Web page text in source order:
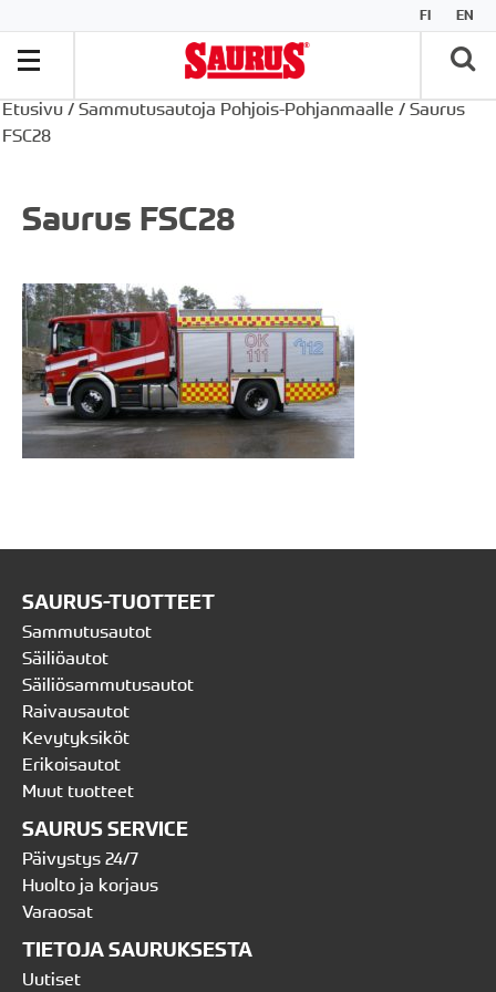
FI EN
Etusivu / Sammutusautoja Pohjois-Pohjanmaalle / Saurus
FSC28
Saurus FSC28
SAURUS-TUOTTEET
Sammutusautot
Säiliöautot
Säiliösammutusautot
Raivausautot
Kevytyksiköt
Erikoisautot
Muut tuotteet
SAURUS SERVICE
Päivystys 24/7
Huolto ja korjaus
Varaosat
TIETOJA SAURUKSESTA
Uutiset